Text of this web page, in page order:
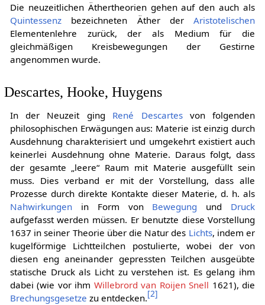
Die neuzeitlichen Äthertheorien gehen auf den auch als
Quintessenzbezeichneten Äther derAristotelischen
Elementenlehre zurück, der als Medium für die
gleichmäßigen Kreisbewegungen der Gestirne
angenommen wurde.
Descartes, Hooke, Huygens
In der Neuzeit ging René Descartesvon folgenden
philosophischen Erwägungen aus: Materie ist einzig durch
Ausdehnung charakterisiert und umgekehrt existiert auch
keinerlei Ausdehnung ohne Materie. Daraus folgt, dass
der gesamte „leere“ Raum mit Materie ausgefüllt sein
muss. Dies verband er mit der Vorstellung, dass alle
Prozesse durch direkte Kontakte dieser Materie, d. h. als
Nahwirkungenin Form von Bewegung und Druck
aufgefasst werden müssen. Er benutzte diese Vorstellung
1637 in seiner Theorie über die Natur des Lichts, indem er
kugelförmige Lichtteilchen postulierte, wobei der von
diesen eng aneinander gepressten Teilchen ausgeübte
statische Druck als Licht zu verstehen ist. Es gelang ihm
dabei (wie vor ihm Willebrord van Roijen Snell 1621), die
Brechungsgesetze zu entdecken.[2]